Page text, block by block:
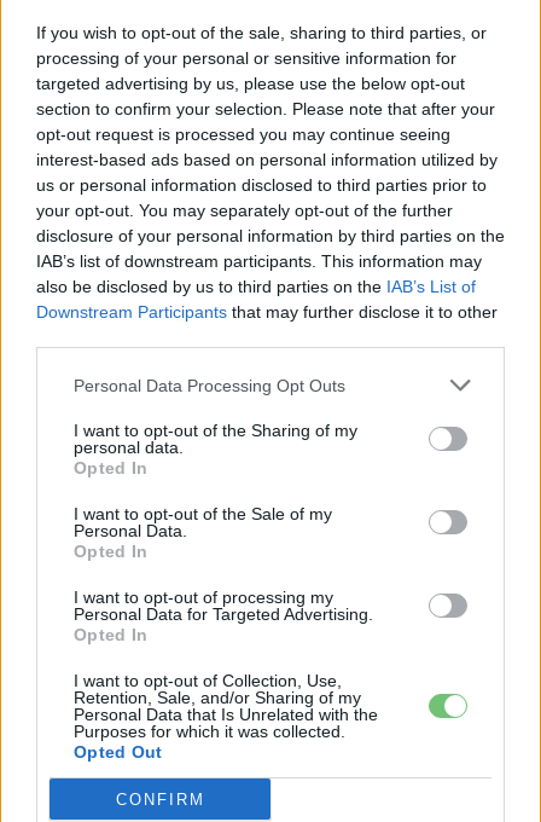
If you wish to opt-out of the sale, sharing to third parties, or
processing of your personal or sensitive information for
targeted advertising by us, please use the below opt-out
section to confirm your selection. Please note that after your
opt-out request is processed you may continue seeing
interest-based ads based on personal information utilized by
us or personal information disclosed to third parties prior to
your opt-out. You may separately opt-out of the further
disclosure of your personal information by third parties on the
IAB’s list of downstream participants. This information may
also be disclosed by us to third parties on the IAB’s List of
Downstream Participants that may further disclose it to other
Personal Data Processing Opt Outs
I want to opt-out of the Sharing of my
personal data.
Opted In
I want to opt-out of the Sale of my
Personal Data.
Opted In
I want to opt-out of processing my
Personal Data for Targeted Advertising.
Opted In
I want to opt-out of Collection, Use,
Retention, Sale, and/or Sharing of my
Personal Data that Is Unrelated with the
Purposes for which it was collected.
Opted Out
CONFIRM
Az Xpeng európai terjeszkedése
tovább erősödik
Az érdeklődők már regisztrálhatnak a hivatalos
Xpeng weboldalakon, Hollandiában, Belgiumban,
Luxemburgban, Norvégiában, Dániában, Svédországban és
Franciaországban. A gyártó ezzel megerősíti jelenlétét
Európában, aholegyre nagyobb figyelem irányul a kínai
elektromos járművekre– különösen a prémium SUV-
szegmensben.
Kövesd az e-cars.hu-t a Facebookon is, további
tartalmakért!
CÍMKÉK e-mobilitás